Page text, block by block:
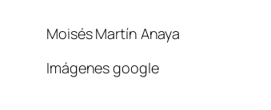
Moisés Martín Anaya
Imágenes google